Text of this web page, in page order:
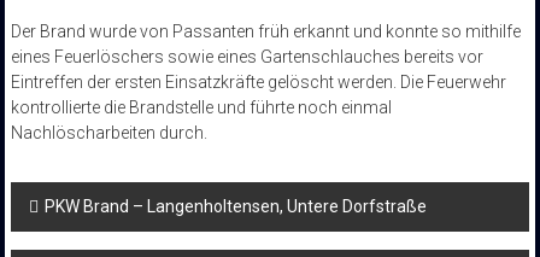
Der Brand wurde von Passanten früh erkannt und konnte so mithilfe
eines Feuerlöschers sowie eines Gartenschlauches bereits vor
Eintreffen der ersten Einsatzkräfte gelöscht werden. Die Feuerwehr
kontrollierte die Brandstelle und führte noch einmal
Nachlöscharbeiten durch.
Beitragsnavigation
PKW Brand – Langenholtensen, Untere Dorfstraße